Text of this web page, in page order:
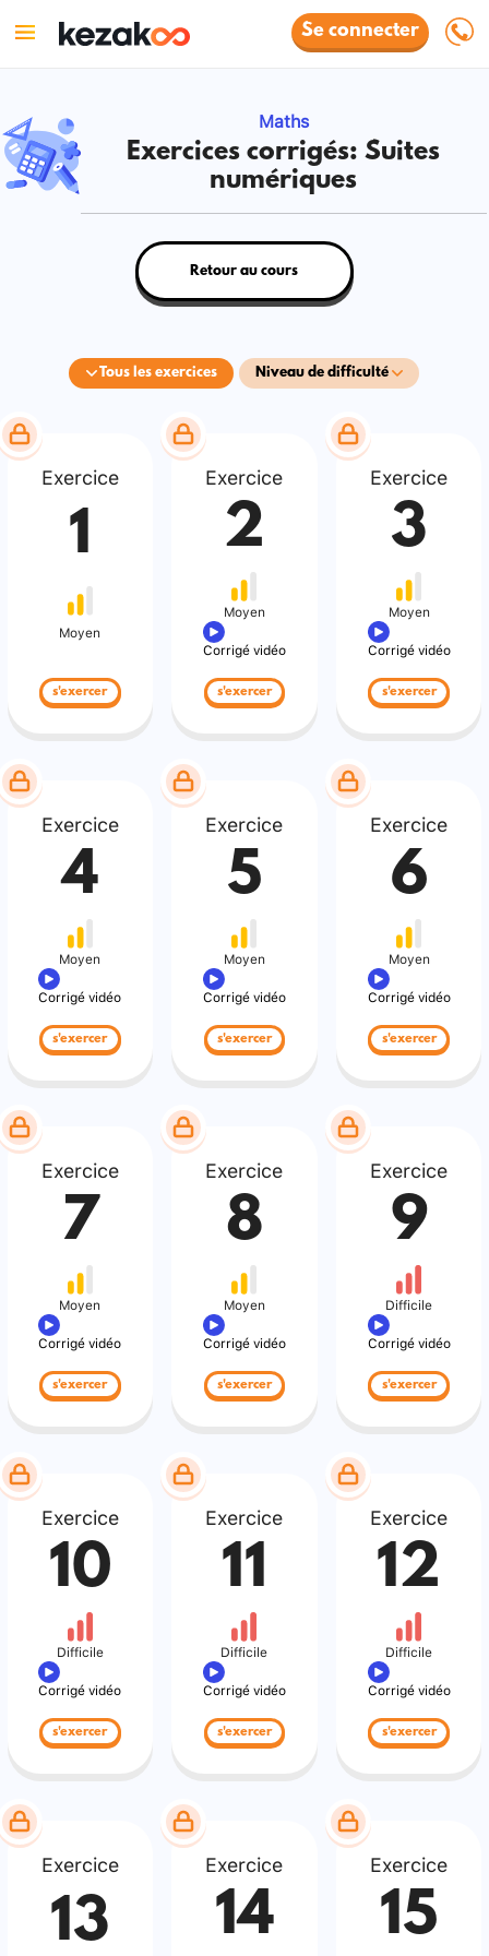
Se connecter
Maths
Exercices corrigés: Suites
numériques
Tous les exercices Niveau de difficulté
Retour au cours
Exercice
1
Moyen
s'exercer
Exercice
2
Moyen
Corrigé vidéo
s'exercer
Exercice
3
Moyen
Corrigé vidéo
s'exercer
Exercice
4
Moyen
Corrigé vidéo
s'exercer
Exercice
5
Moyen
Corrigé vidéo
s'exercer
Exercice
6
Moyen
Corrigé vidéo
s'exercer
Exercice
7
Moyen
Corrigé vidéo
s'exercer
Exercice
8
Moyen
Corrigé vidéo
s'exercer
Exercice
9
Difficile
Corrigé vidéo
s'exercer
Exercice
10
Difficile
Corrigé vidéo
s'exercer
Exercice
11
Difficile
Corrigé vidéo
s'exercer
Exercice
12
Difficile
Corrigé vidéo
s'exercer
Exercice
13
Exercice
14
Exercice
15